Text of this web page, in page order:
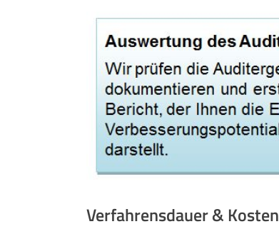
Verfahrensdauer & Kosten